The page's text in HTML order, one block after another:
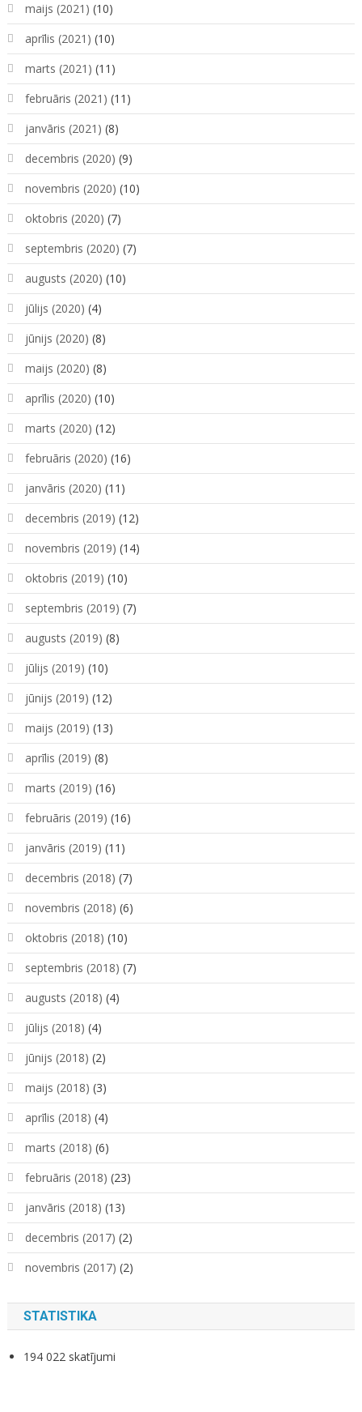
maijs (2021) (10)
aprīlis (2021) (10)
marts (2021) (11)
februāris (2021) (11)
janvāris (2021) (8)
decembris (2020) (9)
novembris (2020) (10)
oktobris (2020) (7)
septembris (2020) (7)
augusts (2020) (10)
jūlijs (2020) (4)
jūnijs (2020) (8)
maijs (2020) (8)
aprīlis (2020) (10)
marts (2020) (12)
februāris (2020) (16)
janvāris (2020) (11)
decembris (2019) (12)
novembris (2019) (14)
oktobris (2019) (10)
septembris (2019) (7)
augusts (2019) (8)
jūlijs (2019) (10)
jūnijs (2019) (12)
maijs (2019) (13)
aprīlis (2019) (8)
marts (2019) (16)
februāris (2019) (16)
janvāris (2019) (11)
decembris (2018) (7)
novembris (2018) (6)
oktobris (2018) (10)
septembris (2018) (7)
augusts (2018) (4)
jūlijs (2018) (4)
jūnijs (2018) (2)
maijs (2018) (3)
aprīlis (2018) (4)
marts (2018) (6)
februāris (2018) (23)
janvāris (2018) (13)
decembris (2017) (2)
novembris (2017) (2)
STATISTIKA
194 022 skatījumi